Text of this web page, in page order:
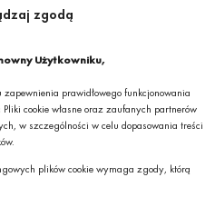
zgodą
Użytkowniku,
prawidłowego funkcjonowania
cookie własne oraz zaufanych partnerów
w szczególności w celu dopasowania treści
plików cookie wymaga zgody, którą
o ciekawych promocjach,
S.A.*
na otrzymywanie drogą elektroniczną,
zgodę na przetwarzanie przez GRANIT
tego adresu e-mail. Szczegółowe zasady